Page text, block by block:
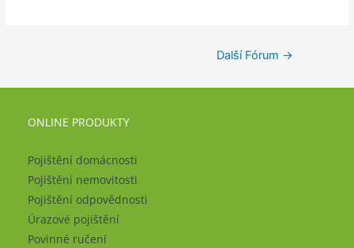
Další Fórum →
ONLINE PRODUKTY
Pojištění domácnosti
Pojištění nemovitosti
Pojištění odpovědnosti
Úrazové pojištění
Povinné ručení